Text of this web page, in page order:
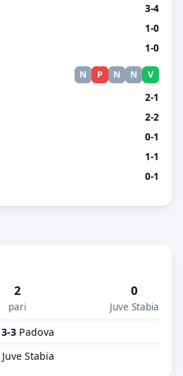
3-4
1-0
1-0
N P N N V
2-1
2-2
0-1
1-1
0-1
2
pari
0
Juve Stabia
3-3 Padova
Juve Stabia